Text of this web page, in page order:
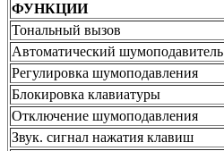
ФУНКЦИИ
Тональный вызов
Автоматический шумоподавитель
Регулировка шумоподавления
Блокировка клавиатуры
Отключение шумоподавления
Звук. сигнал нажатия клавиш